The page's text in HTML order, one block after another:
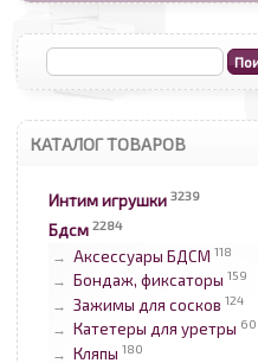
КАТАЛОГ ТОВАРОВ
Интим игрушки 3239
Бдсм 2284
→ Аксессуары БДСМ 118
→ Бондаж, фиксаторы 159
→ Зажимы для сосков 124
→ Катетеры для уретры 60
→ Кляпы 180